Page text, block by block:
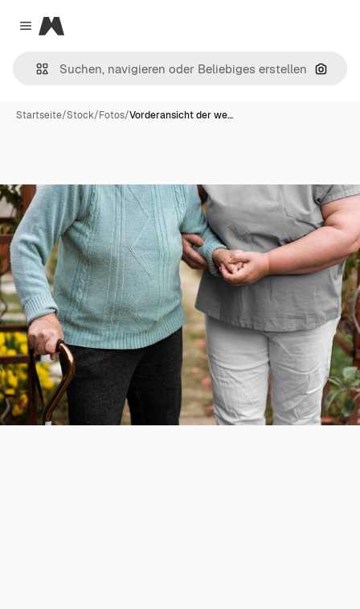
Close menu
Magnific
Nach
Startseite/Stock/Fotos/Vorderansicht der we…